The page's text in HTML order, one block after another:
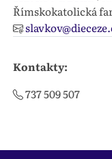
Římskokatolická
Kontakty:
737 509 507